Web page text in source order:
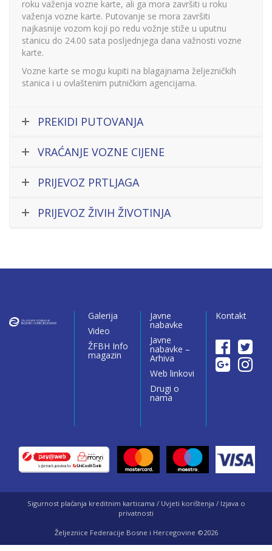
roku važenja vozne karte, ali ga mora završiti u roku
važenja vozne karte. Putovanje se mora završiti
najkasnije vozom koji po redu vožnje stiže u uputnu
stanicu do 24.00 sata posljednjega dana važnosti vozne
karte.
Vozne karte se mogu kupiti na blagajnama željezničkih
stanica i u ovlaštenim putničkim agencijama.
PREKIDI PUTOVANJA
VRAĆANJE VOZNE CIJENE
PRIJEVOZ PRTLJAGA
PRIJEVOZ ŽIVIH ŽIVOTINJA
Galerija
Video
ŽFBH Info
magazin
Javne
nabavke
Javne
nabavke –
Arhiva
Web linkovi
Drugi o
nama
Kontakt
Sigurnost plaćanja kreditnim karticama / Uvjeti korištenja / Izjava o
privatnosti
Željeznice Federacije Bosne i Hercegovine ©2026